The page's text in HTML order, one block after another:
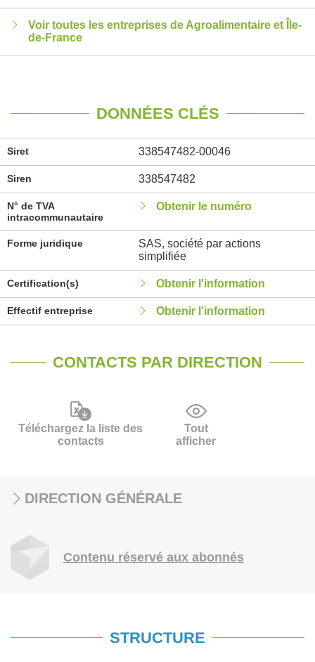
Voir toutes les entreprises de Agroalimentaire et Île-
de-France
DONNÉES CLÉS
Siret 338547482-00046
Siren 338547482
N° de TVA
intracommunautaire
Obtenir le numéro
Forme juridique
SAS, société par actions
simplifiée
Certification(s) Obtenir l'information
Effectif entreprise Obtenir l'information
CONTACTS PAR DIRECTION
Téléchargez la liste des
contacts
Tout
afficher
DIRECTION GÉNÉRALE
Contenu réservé aux abonnés
STRUCTURE